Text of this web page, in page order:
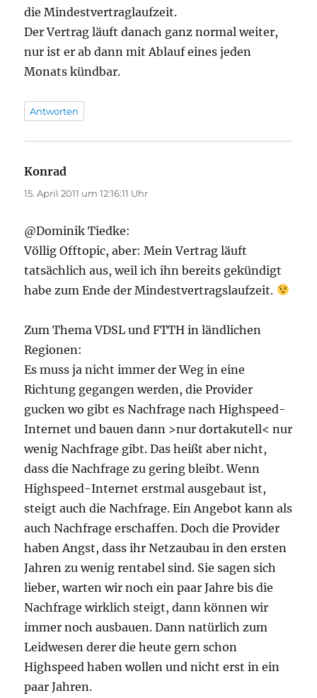
die Mindestvertraglaufzeit.
Der Vertrag läuft danach ganz normal weiter,
nur ist er ab dann mit Ablauf eines jeden
Monats kündbar.
Antworten
Konrad
15. April 2011 um 12:16:11 Uhr
@Dominik Tiedke:
Völlig Offtopic, aber: Mein Vertrag läuft
tatsächlich aus, weil ich ihn bereits gekündigt
habe zum Ende der Mindestvertragslaufzeit.
Zum Thema VDSL und FTTH in ländlichen
Regionen:
Es muss ja nicht immer der Weg in eine
Richtung gegangen werden, die Provider
gucken wo gibt es Nachfrage nach Highspeed-
Internet und bauen dann >nur dortakutell< nur
wenig Nachfrage gibt. Das heißt aber nicht,
dass die Nachfrage zu gering bleibt. Wenn
Highspeed-Internet erstmal ausgebaut ist,
steigt auch die Nachfrage. Ein Angebot kann als
auch Nachfrage erschaffen. Doch die Provider
haben Angst, dass ihr Netzaubau in den ersten
Jahren zu wenig rentabel sind. Sie sagen sich
lieber, warten wir noch ein paar Jahre bis die
Nachfrage wirklich steigt, dann können wir
immer noch ausbauen. Dann natürlich zum
Leidwesen derer die heute gern schon
Highspeed haben wollen und nicht erst in ein
paar Jahren.